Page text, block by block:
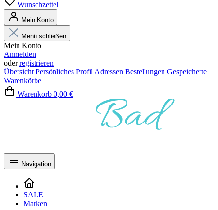
Wunschzettel
Mein Konto
Menü schließen
Mein Konto
Anmelden
oderregistrieren
Übersicht Persönliches Profil Adressen Bestellungen Gespeicherte
Warenkörbe
Warenkorb 0,00 €
Navigation
SALE
Marken